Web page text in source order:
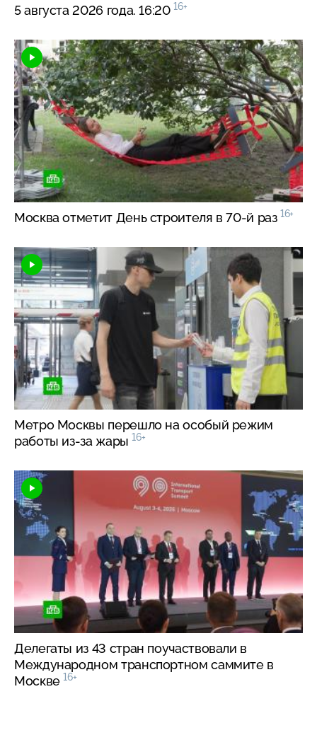
5 августа 2026 года. 16:20 16+
Москва отметит День строителя в70-й раз 16+
Метро Москвы перешло на особый режим
работы из-за жары 16+
Делегаты из 43 стран поучаствовали в
Международном транспортном саммите в
Москве 16+